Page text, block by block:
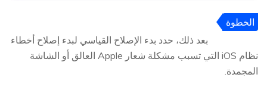
الخطوة
بعد ذلك، حدد بدء الإصلاح القياسي لبدء إصلاح أخطاء
نظام iOS التي تسبب مشكلة شعار Apple العالق أو الشاشة
المجمدة.